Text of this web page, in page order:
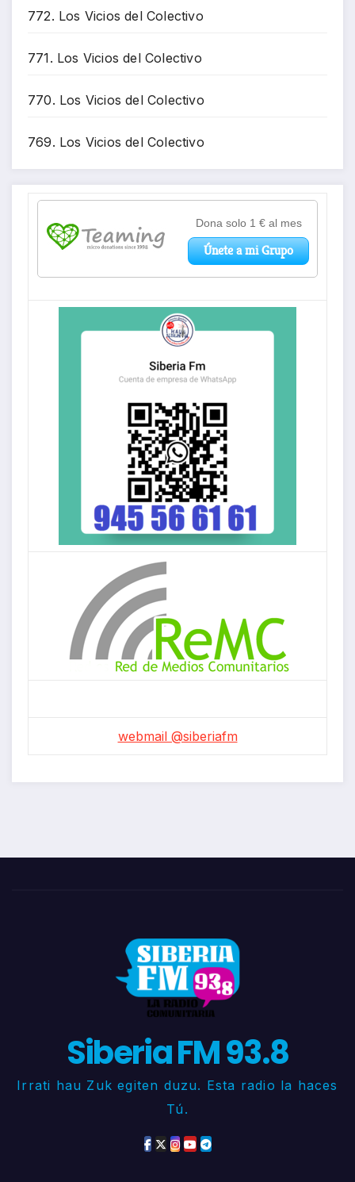
772. Los Vicios del Colectivo
771. Los Vicios del Colectivo
770. Los Vicios del Colectivo
769. Los Vicios del Colectivo
webmail @siberiafm
Siberia FM 93.8
Irrati hau Zuk egiten duzu. Esta radio la haces
Tú.